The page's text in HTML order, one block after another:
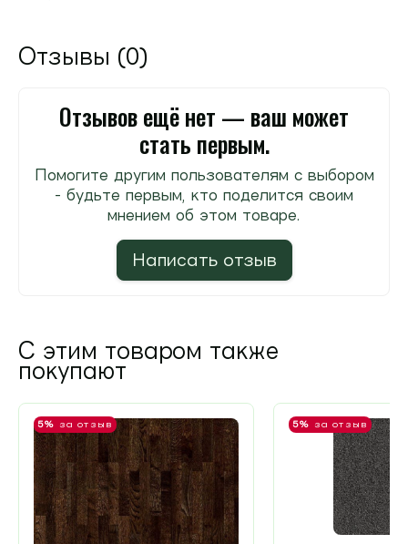
Отзывы (0)
Отзывов ещё нет — ваш может
стать первым.
Помогите другим пользователям с выбором
- будьте первым, кто поделится своим
мнением об этом товаре.
Написать отзыв
С этим товаром также
покупают
5% за отзыв 5% за отзыв